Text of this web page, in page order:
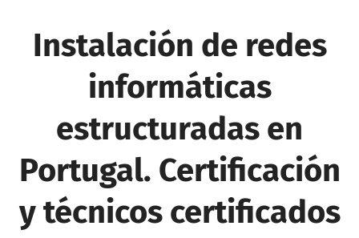
Instalación de redes
informáticas
estructuradas en
Portugal. Certificación
y técnicos certificados